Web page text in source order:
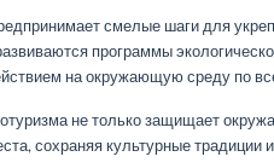
смелые шаги для
программы
на окружающую среду по
не только защищает
сохраняя культурные